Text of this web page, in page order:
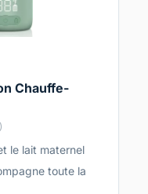
Chauffe-
le lait maternel
toute la